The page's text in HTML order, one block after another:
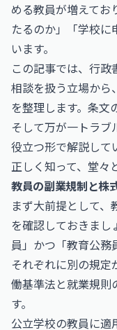
める教員が増えてお
たるのか」「学校に
います。
この記事では、行
相談を扱う立場から
を整理します。条文
そして万が一トラブ
役立つ形で解説して
正しく知って、堂々
教員の副業規制と株
まず大前提として
を確認しておきま
員」かつ「教育公務
それぞれに別の規定
働基準法と就業規則
す。
公立学校の教員に適